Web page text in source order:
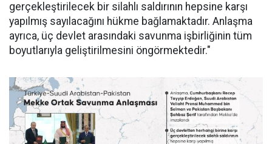
gerçekleştirilecek bir silahlı saldırının hepsine karşı
yapılmış sayılacağını hükme bağlamaktadır. Anlaşma
ayrıca, üç devlet arasındaki savunma işbirliğinin tüm
boyutlarıyla geliştirilmesini öngörmektedir."